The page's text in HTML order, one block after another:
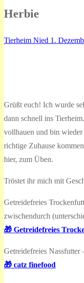
Herbie
Tierheim Nied 1.
Grüßt euch! Ich wurde
dann schnell ins
vollhauen und bin
richtige Zuhause
hier, zum Üben.
Tröstet ihr mich mit
Getreidefreies
zwischendurch
🎁 Getreidefreies
Getreidefreies
🎁 catz finefood